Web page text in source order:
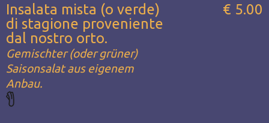
Insalata mista (o verde)
di stagione proveniente
dal nostro orto.
Gemischter (oder grüner)
Saisonsalat aus eigenem
Anbau.
€ 5.00